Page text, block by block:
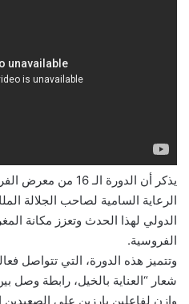
يذكر أن الدورة الـ
الرعاية السامية لصاحب الجلالة
الدولي لهذا الحدث وتعزز مكانة
الفروسية.
وتتميز هذه الدورة، التي تتواصل
شعار “العناية بالخيل، رابطة وصل
وازن لفاعلين بارزين على